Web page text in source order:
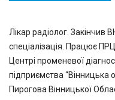
Лікар радіолог. Закінчив
спеціалізація. Працює
Центрі променевої
підприємства “Вінницька
Пирогова Вінницької